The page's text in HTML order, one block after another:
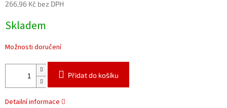
266,96 Kč bez DPH
cena:
Skladem
Možnosti doručení
Přidat do košíku
Detailní informace